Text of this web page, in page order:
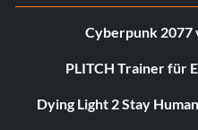
Cyberpunk 2077
PLITCH Trainer für
Dying Light 2 Stay